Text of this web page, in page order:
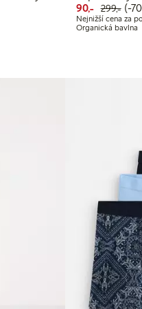
cena za posledních 30 dnů: 209,00
90,- Snížená
299,-70%
(-
Nejnižší cena za
Organická bavlna